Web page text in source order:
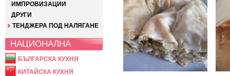
ИМПРОВИЗАЦИИ
ДРУГИ
ТЕНДЖЕРА ПОД НАЛЯГАНЕ
НАЦИОНАЛНА
БЪЛГАРСКА КУХНЯ
КИТАЙСКА КУХНЯ